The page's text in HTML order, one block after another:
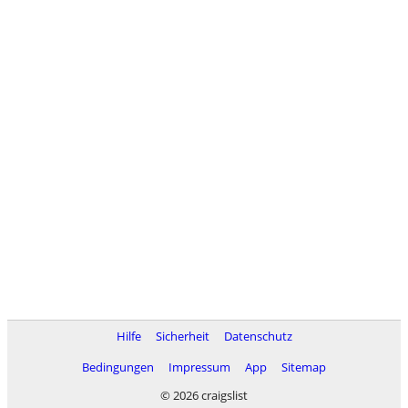
Hilfe Sicherheit
Datenschutz
Bedingungen
Impressum App
Sitemap
© 2026 craigslist